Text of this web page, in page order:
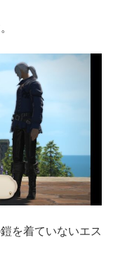
を着ていないエス